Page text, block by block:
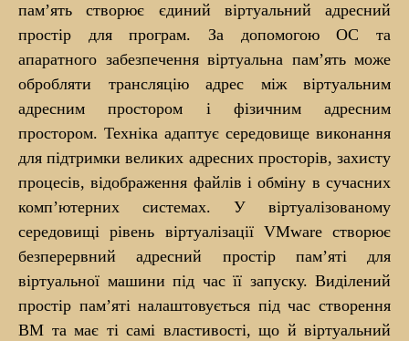
пам’ять створює єдиний віртуальний адресний
простір для програм. За допомогою ОС та
апаратного забезпечення віртуальна пам’ять може
обробляти трансляцію адрес між віртуальним
адресним простором і фізичним адресним
простором. Техніка адаптує середовище виконання
для підтримки великих адресних просторів, захисту
процесів, відображення файлів і обміну в сучасних
комп’ютерних системах. У віртуалізованому
середовищі рівень віртуалізації VMware створює
безперервний адресний простір пам’яті для
віртуальної машини під час її запуску. Виділений
простір пам’яті налаштовується під час створення
ВМ та має ті самі властивості, що й віртуальний